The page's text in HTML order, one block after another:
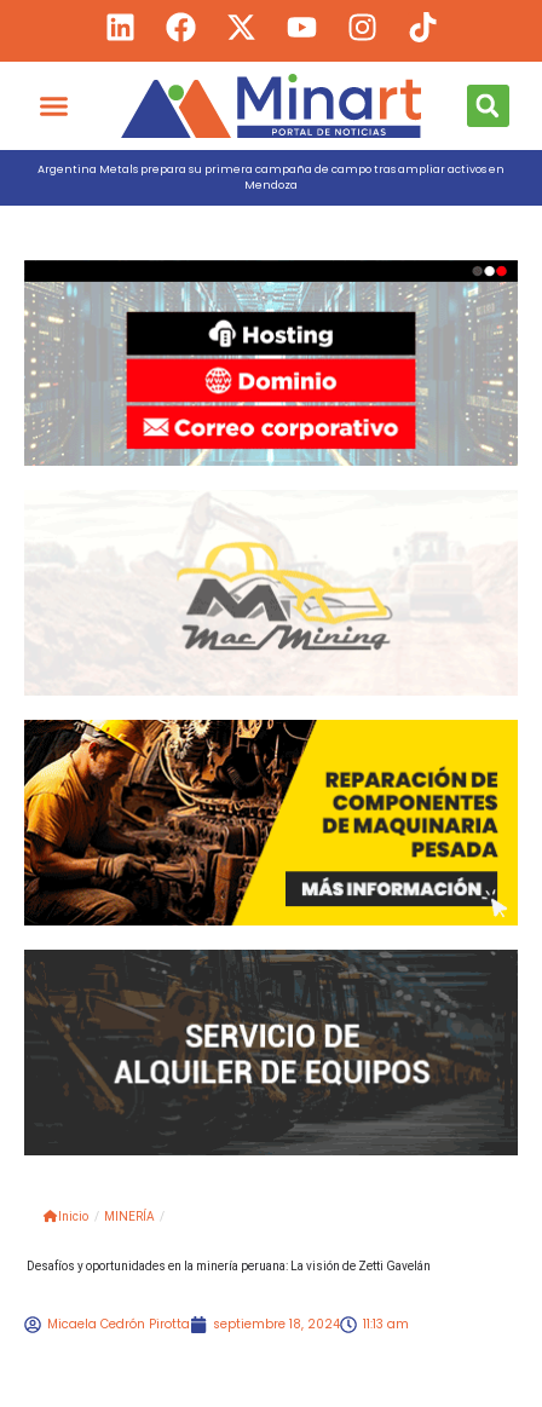
Argentina Metals prepara su primera campaña de campo tras ampliar activos en
Mendoza
Inicio / MINERÍA /
Desafíos y oportunidades en la minería peruana: La visión de Zetti Gavelán
Micaela Cedrón Pirotta septiembre 18, 2024 11:13 am